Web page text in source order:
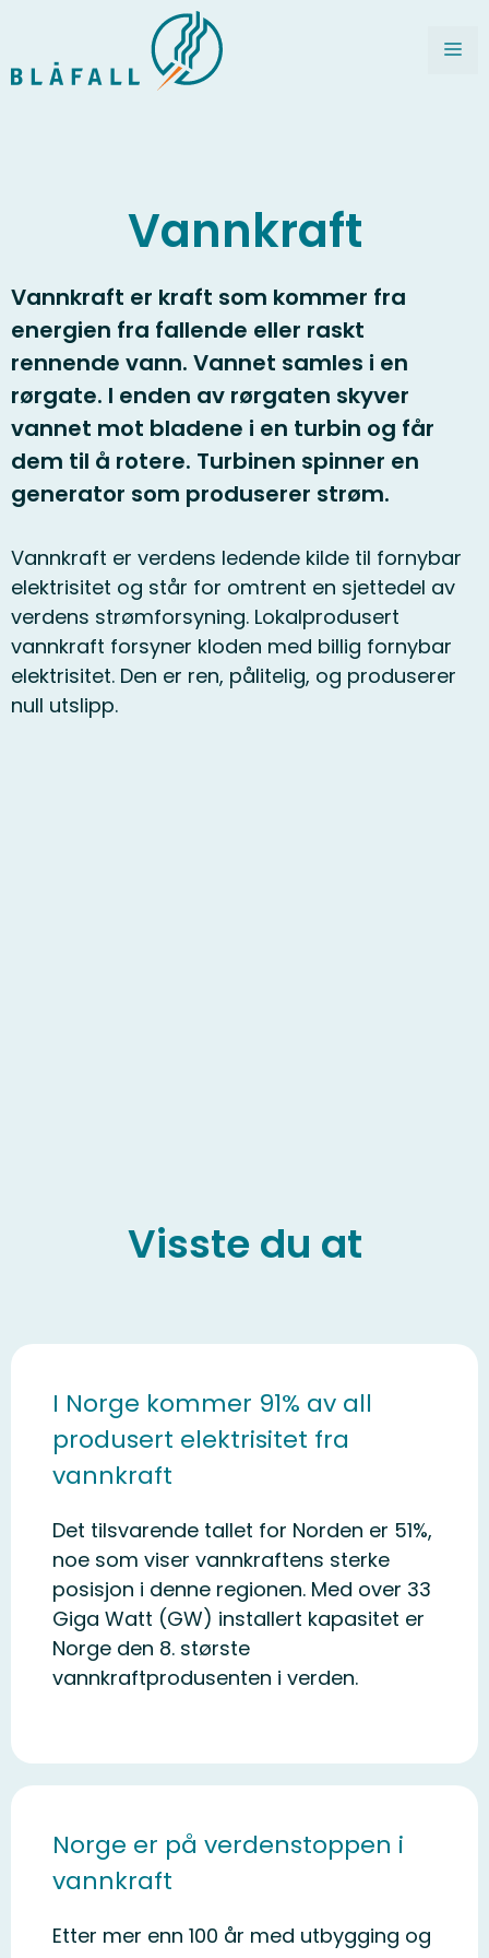
innhold
Vannkraft
Vannkraft er kraft som kommer fra
energien fra fallende eller raskt
rennende vann. Vannet samles i en
rørgate. I enden av rørgaten skyver
vannet mot bladene i en turbin og får
dem til å rotere. Turbinen spinner en
generator som produserer strøm.
Vannkraft er verdens ledende kilde til fornybar
elektrisitet og står for omtrent en sjettedel av
verdens strømforsyning. Lokalprodusert
vannkraft forsyner kloden med billig fornybar
elektrisitet. Den er ren, pålitelig, og produserer
null utslipp.
Visste du at
I Norge kommer 91% av all
produsert elektrisitet fra
vannkraft
Det tilsvarende tallet for Norden er 51%,
noe som viser vannkraftens sterke
posisjon i denne regionen. Med over 33
Giga Watt (GW) installert kapasitet er
Norge den 8. største
vannkraftprodusenten i verden.
Norge er på verdenstoppen i
vannkraft
Etter mer enn 100 år med utbygging og